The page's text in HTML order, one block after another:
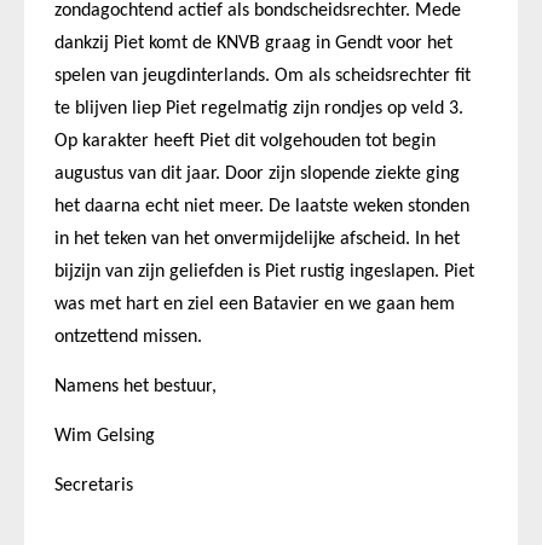
zondagochtend actief als bondscheidsrechter. Mede
dankzij Piet komt de KNVB graag in Gendt voor het
spelen van jeugdinterlands. Om als scheidsrechter fit
te blijven liep Piet regelmatig zijn rondjes op veld 3.
Op karakter heeft Piet dit volgehouden tot begin
augustus van dit jaar. Door zijn slopende ziekte ging
het daarna echt niet meer. De laatste weken stonden
in het teken van het onvermijdelijke afscheid. In het
bijzijn van zijn geliefden is Piet rustig ingeslapen. Piet
was met hart en ziel een Batavier en we gaan hem
ontzettend missen.
Namens het bestuur,
Wim Gelsing
Secretaris